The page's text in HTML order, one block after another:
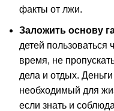
факты от лжи.
Заложить основу
детей пользоваться
время, не
дела и отдых.
необходимый для
если знать и